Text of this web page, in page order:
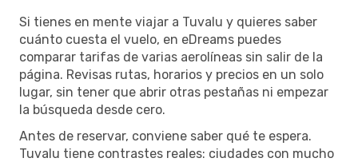
Si tienes en mente viajar a Tuvalu y quieres saber
cuánto cuesta el vuelo, en eDreams puedes
comparar tarifas de varias aerolíneas sin salir de la
página. Revisas rutas, horarios y precios en un solo
lugar, sin tener que abrir otras pestañas ni empezar
la búsqueda desde cero.
Antes de reservar, conviene saber qué te espera.
Tuvalu tiene contrastes reales: ciudades con mucho